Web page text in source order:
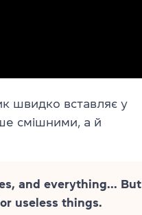
швидко вставляє у
смішними, а й
and everything... But
useless things.